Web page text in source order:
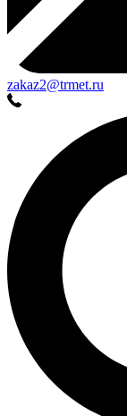
zakaz2@trmet.ru